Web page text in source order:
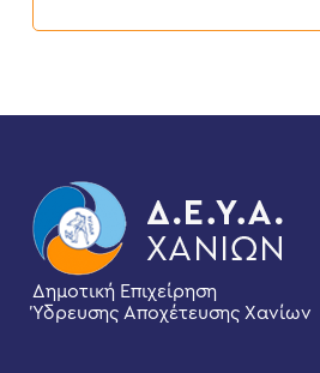
2026
Δημοτική Επιχείρηση
Ύδρευσης Αποχέτευσης Χανίων